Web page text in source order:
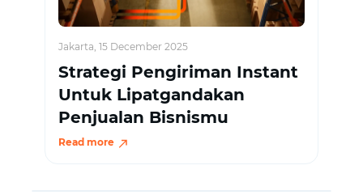
Jakarta, 15 December 2025
Strategi Pengiriman Instant
Untuk Lipatgandakan
Penjualan Bisnismu
Read more